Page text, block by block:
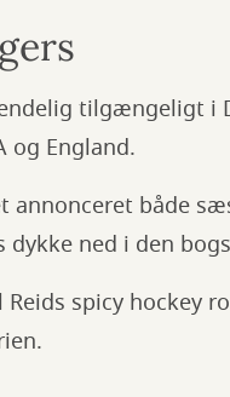
tilgængeligt i
og England.
annonceret både
dykke ned i den
spicy hockey